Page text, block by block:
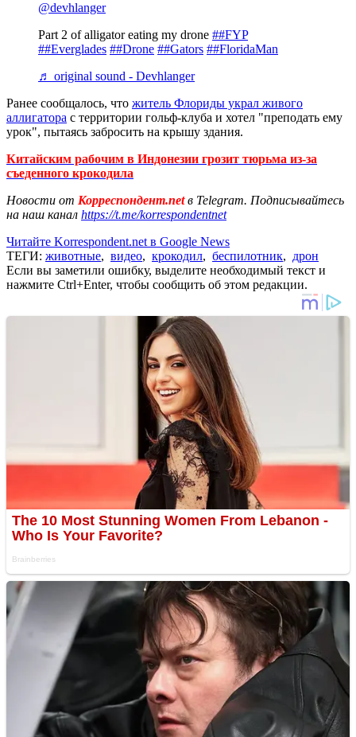
@devhlanger
Part 2 of alligator eating my drone ##FYP
##Everglades ##Drone ##Gators ##FloridaMan
♬ original sound - Devhlanger
Ранее сообщалось, что житель Флориды украл живого
аллигатора с территории гольф-клуба и хотел "преподать ему
урок", пытаясь забросить на крышу здания.
Китайским рабочим в Индонезии грозит тюрьма из-за
съеденного крокодила
Новости от Корреспондент.netв Telegram. Подписывайтесь
на наш канал https://t.me/korrespondentnet
Читайте Korrespondent.net в Google News
ТЕГИ: животные, видео, крокодил, беспилотник, дрон
Если вы заметили ошибку, выделите необходимый текст и
нажмите Ctrl+Enter, чтобы сообщить об этом редакции.